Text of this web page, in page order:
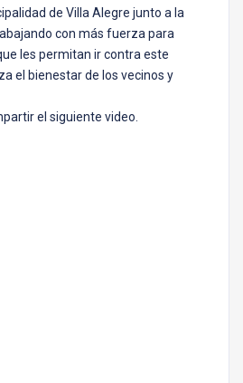
de Villa Alegre junto a la
con más fuerza para
les permitan ir contra este
el bienestar de los vecinos y
el siguiente video.